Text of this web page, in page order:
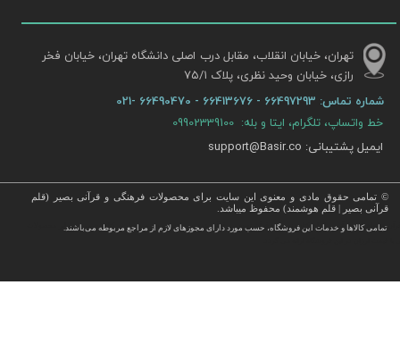
© تمامی حقوق مادی و معنوی این سایت برای محصولات فرهنگی و قرآنی بصیر (قلم
قرآنی بصیر | قلم هوشمند) محفوظ میباشد.
تمامی كالاها و خدمات این فروشگاه، حسب مورد دارای مجوزهای لازم از مراجع مربوطه می‌باشند.
، انواع قلم قرآنی ، انواع کتاب نفیس و قرآن نفیس , قرآن عروس , کتب نفیس و معطر , کتاب چرمی و سایر محصولات
تهران، خیابان انقلاب، مقابل درب اصلی دانشگاه تهران، خیابان فخر
رازی، خیابان وحید نظری، پلاک ۷۵/۱​​​​​​​
شماره تماس:
خط واتساپ، تلگرام، ایتا و بله: 09902339100
ایمیل پشتیبانی: support@Basir.co